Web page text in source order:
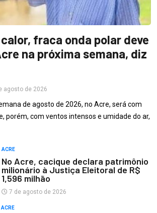
fraca onda polar deve
na próxima semana, diz
agosto de 2026
de agosto de 2026, no Acre, será com
porém, com ventos intensos e umidade do ar,
ACRE
No Acre, cacique declara patrimônio
milionário à Justiça Eleitoral de R$
1,596 milhão
7 de agosto de 2026
ACRE